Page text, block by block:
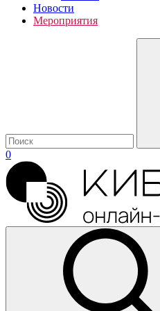
Новости
Мероприятия
0